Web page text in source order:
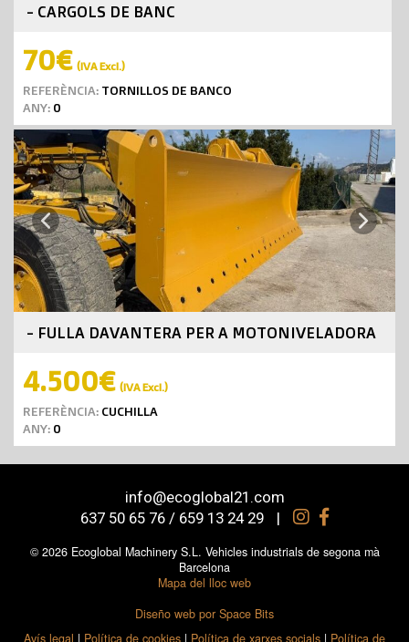
- CARGOLS DE BANC
70€ (IVA Excl.)
REFERÈNCIA: TORNILLOS DE BANCO
ANY: 0
Previous Next
- FULLA DAVANTERA PER A MOTONIVELADORA
4.500€ (IVA Excl.)
REFERÈNCIA: CUCHILLA
ANY: 0
info@ecoglobal21.com
637 50 65 76 / 659 13 24 29
|
© 2026 Ecoglobal Machinery S.L. Vehicles industrials de segona mà
Barcelona
Mapa del lloc web
Diseño web por Space Bits
Avís legal | Política de cookies | Política de xarxes socials | Política de